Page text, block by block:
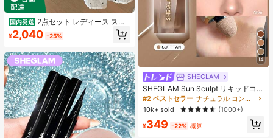
国内発送 2点セット レディース スイ
ートスタイル 水玉模様 メッシュ フ
リル パフスリーブ クロップトップ
ップス 半袖 ドット柄 ショート丈 透
け感 シースルー ガーリー 大人可愛
い フェミニン 春夏
¥2,040 -25%
14
SHEGLAM
SHEGLAM Sun Sculpt リキッドコン
ター-Soft Tan ノーズシャドウ シェ
ーディング 女性と女の子のためのブ
ランドビューティーコスメメイクア
ップ
#2 ベストセラー
ナチュラル コントゥア＆ブロンザー
10k+ sold
(1000+)
¥349 -22% 概算